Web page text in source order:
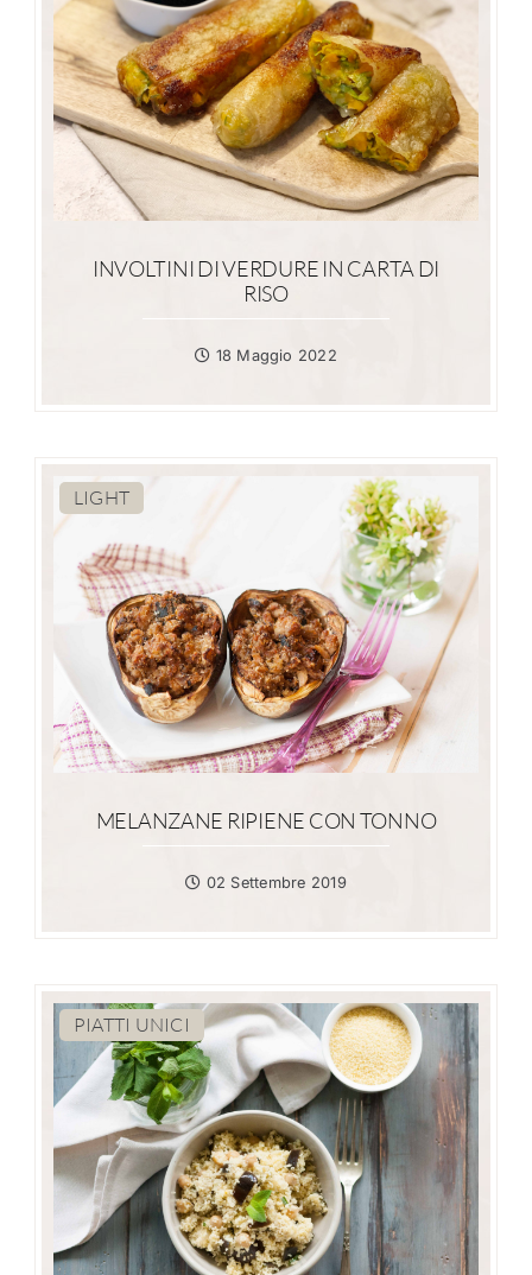
INVOLTINI DI VERDURE IN CARTA DI
RISO
18 Maggio 2022
LIGHT
MELANZANE RIPIENE CON TONNO
02 Settembre 2019
PIATTI UNICI